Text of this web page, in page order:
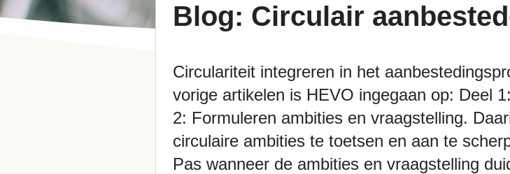
Blog: Circulair
Circulariteit integreren in het
vorige artikelen is HEVO ingegaan op: Deel
2: Formuleren ambities en vraagstelling.
circulaire ambities te toetsen en aan te
Pas wanneer de ambities en vraagstelling